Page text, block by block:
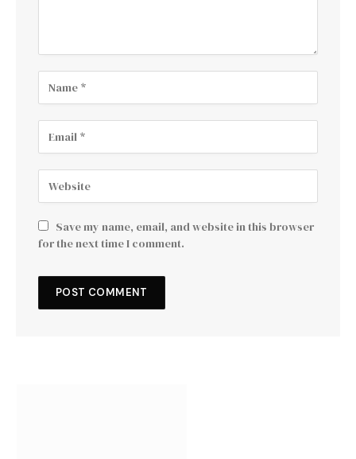
Save my name, email, and website in this browser
for the next time I comment.